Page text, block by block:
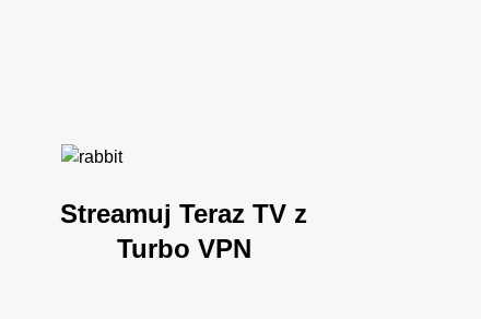
Streamuj Teraz TV z
Turbo VPN